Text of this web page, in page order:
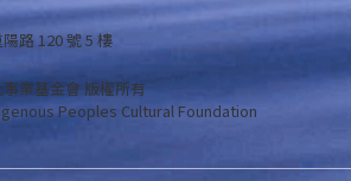
路 120 號 5 樓
業基金會 版權所有
Peoples Cultural Foundation